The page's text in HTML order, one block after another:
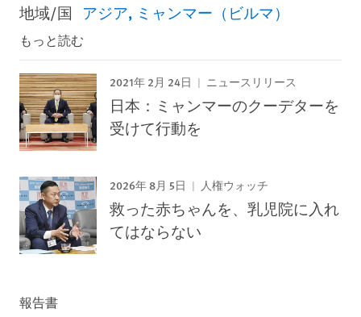
地域/国 アジア ミャンマー（ビルマ）
もっと読む
2021年 2月 24日 ニュースリリース
日本：ミャンマーのクーデターを
受けて行動を
2026年 8月 5日 人権ウォッチ
救った赤ちゃんを、乳児院に入れ
てはならない
報告書